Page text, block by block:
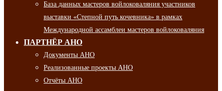
База данных мастеров войлоковаляния участников
выставки «Степной путь кочевника» в рамках
Международной ассамблеи мастеров войлоковаляния
ПАРТНЁР АНО
Документы АНО
Реализованные проекты АНО
Отчёты АНО